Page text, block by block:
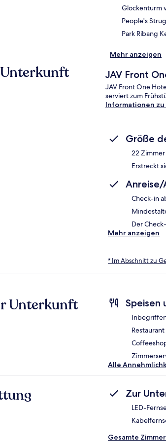
Glockenturm
People's
Park Ribang
Mehr anzeigen
JAV Front
JAV Front One
serviert zum
Informationen
Größe
22 Zimmer
Erstreckt
Anreise/
Check-in
Der
Mehr anzeigen
* Im Abschnitt zu
Unterkunft Speisen
Restaurant
Alle
Zur
LED-
Gesamte